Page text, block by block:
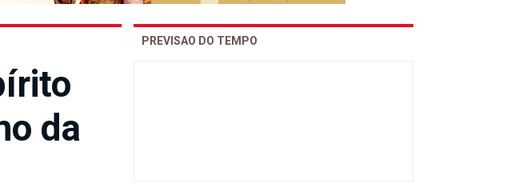
da
PREVISAO DO TEMPO